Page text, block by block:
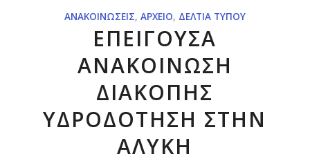
ΑΝΑΚΟΙΝΏΣΕΙΣ, ΑΡΧΕΊΟ, ΔΕΛΤΊΑ ΤΎΠΟΥ
ΕΠΕΙΓΟΥΣΑ
ΑΝΑΚΟΙΝΩΣΗ
ΔΙΑΚΟΠΗΣ
ΥΔΡΟΔΟΤΗΣΗ ΣΤΗΝ
ΑΛΥΚΗ